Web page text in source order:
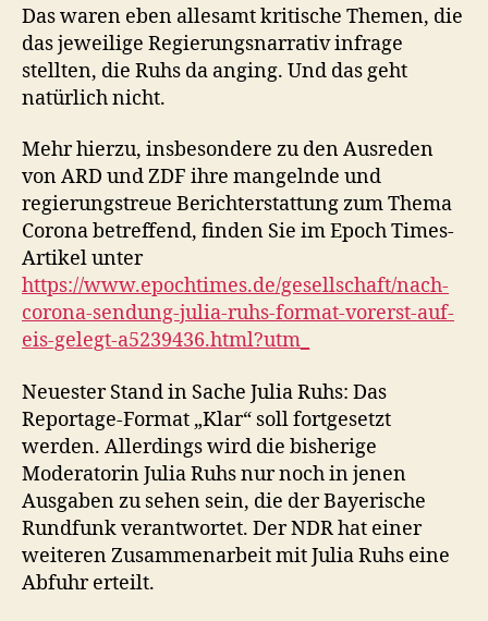
Das waren eben allesamt kritische Themen, die
das jeweilige Regierungsnarrativ infrage
stellten, die Ruhs da anging. Und das geht
natürlich nicht.
Mehr hierzu, insbesondere zu den Ausreden
von ARD und ZDF ihre mangelnde und
regierungstreue Berichterstattung zum Thema
Corona betreffend, finden Sie im Epoch Times-
Artikel unter
https://www.epochtimes.de/gesellschaft/nach-
corona-sendung-julia-ruhs-format-vorerst-auf-
eis-gelegt-a5239436.html?utm_
Neuester Stand in Sache Julia Ruhs: Das
Reportage-Format „Klar“ soll fortgesetzt
werden. Allerdings wird die bisherige
Moderatorin Julia Ruhs nur noch in jenen
Ausgaben zu sehen sein, die der Bayerische
Rundfunk verantwortet. Der NDR hat einer
weiteren Zusammenarbeit mit Julia Ruhs eine
Abfuhr erteilt.